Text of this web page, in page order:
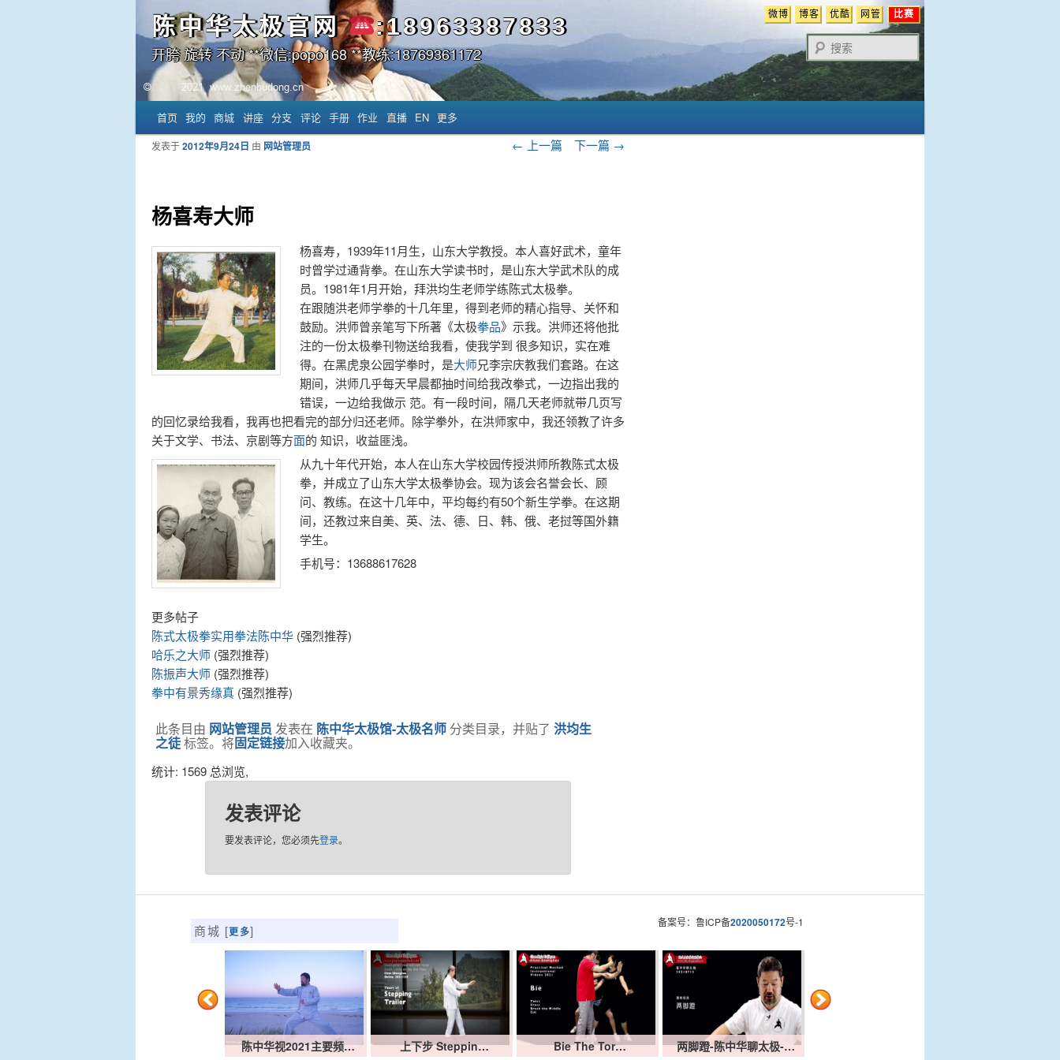
比赛
网管
优酷
博客
微博
陈中华太极官网 :18963387833
开胯 旋转 不动 **微信:popo168 **教练:18769361172
索
主菜单
跳至主内容区域
跳至副内容区域
首页 我的 商城 讲座 分支 评论 手册 作业 直播 EN 更多
文章导航
← 上一篇 下一篇 →
杨喜寿大师
发表于2012年9月24日 由 网站管理员
杨喜寿，1939年11月生，山东大学教授。本人喜好武术，童年
时曾学过通背拳。在山东大学读书时，是山东大学武术队的成
员。1981年1月开始，拜洪均生老师学练陈式太极拳。
在跟随洪老师学拳的十几年里，得到老师的精心指导、关怀和
鼓励。洪师曾亲笔写下所著《太极拳品》示我。洪师还将他批
注的一份太极拳刊物送给我看，使我学到 很多知识，实在难
得。在黑虎泉公园学拳时，是大师兄李宗庆教我们套路。在这
期间，洪师几乎每天早晨都抽时间给我改拳式，一边指出我的
错误，一边给我做示 范。有一段时间，隔几天老师就带几页写
的回忆录给我看，我再也把看完的部分归还老师。除学拳外，在洪师家中，我还领教了许多
关于文学、书法、京剧等方面的 知识，收益匪浅。
从九十年代开始，本人在山东大学校园传授洪师所教陈式太极
拳，并成立了山东大学太极拳协会。现为该会名誉会长、顾
问、教练。在这十几年中，平均每约有50个新生学拳。在这期
间，还教过来自美、英、法、德、日、韩、俄、老挝等国外籍
学生。
手机号：13688617628
更多帖子
陈式太极拳实用拳法陈中华 (强烈推荐)
哈乐之大师 (强烈推荐)
陈振声大师 (强烈推荐)
拳中有景秀缘真 (强烈推荐)
此条目由 网站管理员 发表在 陈中华太极馆-太极名师 分类目录，并贴了 洪均生
之徒标签。将固定链接加入收藏夹。
统计: 1569 总浏览,
发表评论
要发表评论，您必须先登录。
商城 [更多]
陈中华视2021主要频… 上下步 Steppin… Bie The Tor… 两脚蹬-陈中华聊太极-…
备案号：鲁ICP备2020050172号-1